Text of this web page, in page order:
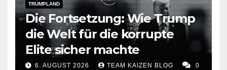
TRUMPLAND
Die Fortsetzung: Wie Trump
die Welt für die korrupte
Elite sicher machte
6. AUGUST 2026 TEAM KAIZEN BLOG 0